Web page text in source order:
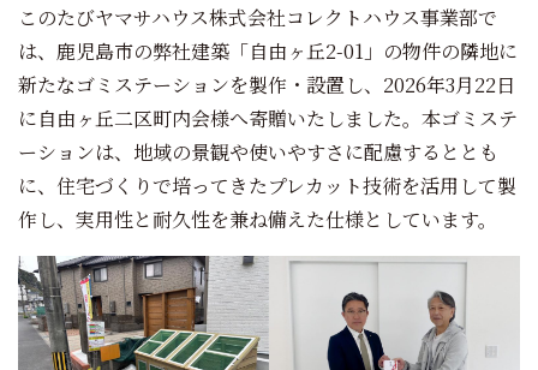
このたびヤマサハウス株式会社コレクトハウス事業部で
は、鹿児島市の弊社建築「自由ヶ丘2-01」の物件の隣地に
新たなゴミステーションを製作・設置し、2026年3月22日
に自由ヶ丘二区町内会様へ寄贈いたしました。本ゴミステ
ーションは、地域の景観や使いやすさに配慮するととも
に、住宅づくりで培ってきたプレカット技術を活用して製
作し、実用性と耐久性を兼ね備えた仕様としています。